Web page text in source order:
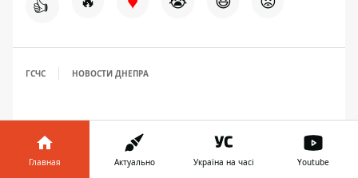
👍
ГСЧС НОВОСТИ ДНЕПРА
Главная Актуально Україна на часі Youtube